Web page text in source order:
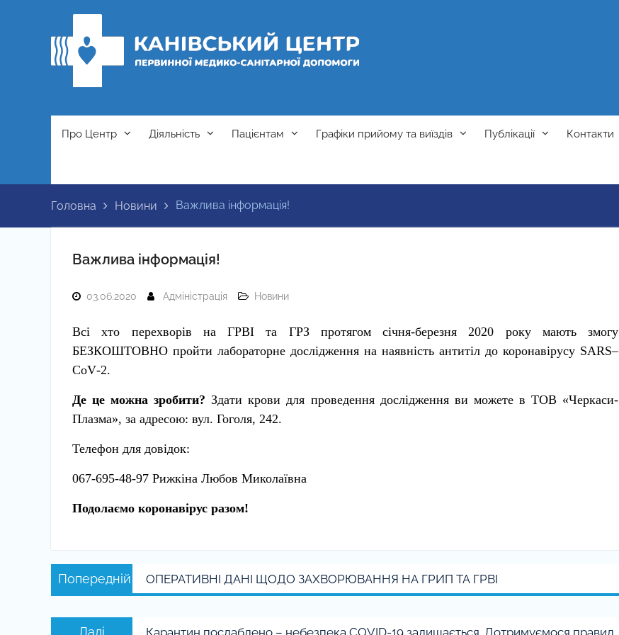
Про Центр Діяльність Пацієнтам Графіки прийому та виїздів Публікації Контакти
Головна Новини Важлива інформація!
Важлива інформація!
03.06.2020 Адміністрація Новини
Всі хто перехворів на ГРВІ та ГРЗ протягом січня-березня 2020 року мають змогу
БЕЗКОШТОВНО пройти лабораторне дослідження на наявність антитіл до коронавірусу SARS–
CoV-2.
Де це можна зробити?Здати крови для проведення дослідження ви можете в ТОВ «Черкаси-
Плазма», за адресою: вул. Гоголя, 242.
Телефон для довідок:
067-695-48-97 Рижкіна Любов Миколаївна
Подолаємо коронавірус разом!
Навігація
записів
Попередній
запис:
ОПЕРАТИВНІ ДАНІ ЩОДО ЗАХВОРЮВАННЯ НА ГРИП ТА ГРВІ
Далі Карантин послаблено – небезпека COVID-19 залишається. Дотримуємося правил